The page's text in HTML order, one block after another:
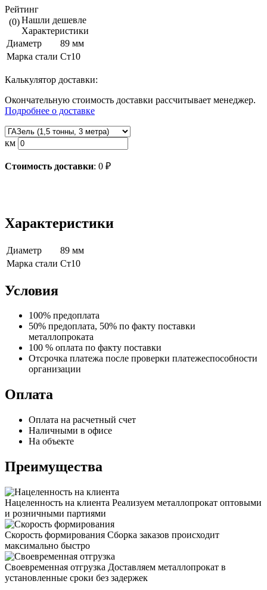
Рейтинг
(0)Нашли дешевле
Характеристики
Диаметр
89 мм
Марка стали Ст10
Калькулятор доставки:
Окончательную стоимость доставки рассчитывает менеджер.
Подробнее о доставке
км
Стоимость доставки: 0 ₽
Характеристики
Диаметр
89 мм
Марка стали Ст10
Условия
100% предоплата
50% предоплата, 50% по факту поставки
металлопроката
100 % оплата по факту поставки
Отсрочка платежа после проверки платежеспособности
организации
Оплата
Оплата на расчетный счет
Наличными в офисе
На объекте
Преимущества
Нацеленность на клиента Реализуем металлопрокат оптовыми
и розничными партиями
Скорость формирования Сборка заказов происходит
максимально быстро
Своевременная отгрузка Доставляем металлопрокат в
установленные сроки без задержек